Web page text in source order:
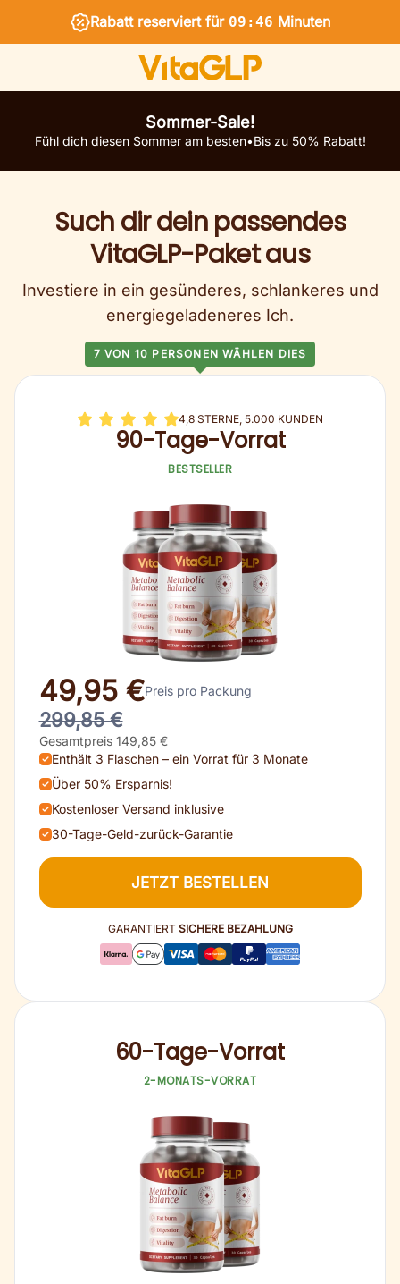
Rabatt reserviert für 09:45 Minuten
Sommer-Sale!
Fühl dich diesen Sommer am besten•Bis zu 50% Rabatt!
Such dir dein passendes
VitaGLP-Paket aus
Investiere in ein gesünderes, schlankeres und
energiegeladeneres Ich.
7 VON 10 PERSONEN WÄHLEN DIES
4,8 STERNE, 5.000 KUNDEN
90-Tage-Vorrat
BESTSELLER
49,95 €Preis pro Packung
299,85 €
Gesamtpreis 149,85 €
Enthält 3 Flaschen – ein Vorrat für 3 Monate
Über 50% Ersparnis!
Kostenloser Versand inklusive
30-Tage-Geld-zurück-Garantie
JETZT BESTELLEN
GARANTIERT SICHERE BEZAHLUNG
60-Tage-Vorrat
2-MONATS-VORRAT